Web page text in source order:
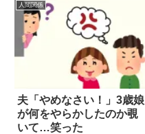
人間関係
夫「やめなさい！」3歳娘
が何をやらかしたのか覗
いて…笑った